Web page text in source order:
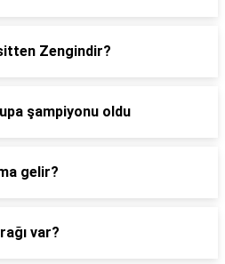
Zengindir?
şampiyonu oldu
gelir?
var?